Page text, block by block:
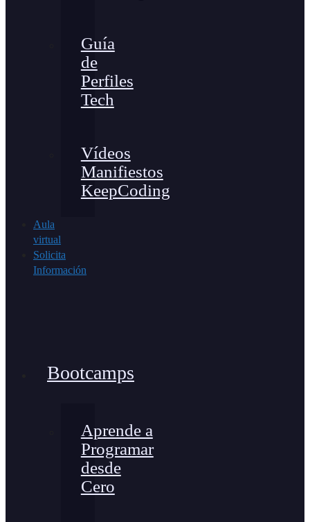
Guía
de
Perfiles
Tech
Vídeos
Manifiestos
KeepCoding
Aula
virtual
Solicita
Información
Bootcamps
Aprende a
Programar
desde
Cero